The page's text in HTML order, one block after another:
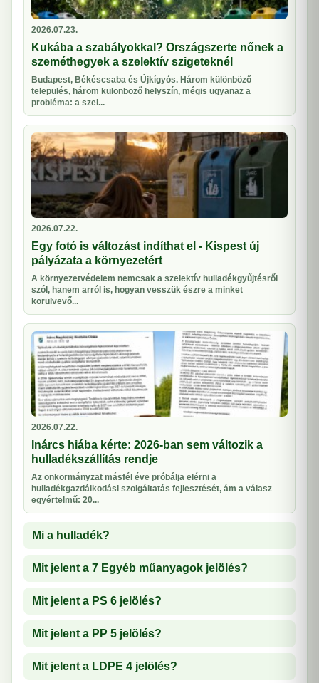
2026.07.23.
Kukába a szabályokkal? Országszerte nőnek a
szeméthegyek a szelektív szigeteknél
Budapest, Békéscsaba és Újkígyós. Három különböző
település, három különböző helyszín, mégis ugyanaz a
probléma: a szel...
2026.07.22.
Egy fotó is változást indíthat el - Kispest új
pályázata a környezetért
A környezetvédelem nemcsak a szelektív hulladékgyűjtésről
szól, hanem arról is, hogyan vesszük észre a minket
körülvevő...
2026.07.22.
Inárcs hiába kérte: 2026-ban sem változik a
hulladékszállítás rendje
Az önkormányzat másfél éve próbálja elérni a
hulladékgazdálkodási szolgáltatás fejlesztését, ám a válasz
egyértelmű: 20...
Mi a hulladék?
Mit jelent a 7 Egyéb műanyagok jelölés?
Mit jelent a PS 6 jelölés?
Mit jelent a PP 5 jelölés?
Mit jelent a LDPE 4 jelölés?